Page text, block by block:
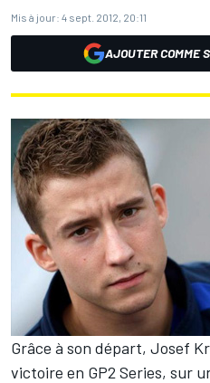
Mis à jour: 4 sept. 2012, 20:11
AJOUTER COMME
Grâce à son départ, Josef
victoire en GP2 Series, sur